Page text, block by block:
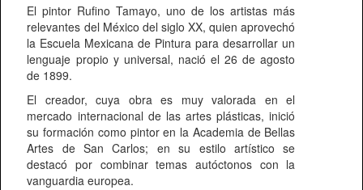
El pintor Rufino Tamayo, uno de los artistas más
relevantes del México del siglo XX, quien aprovechó
la Escuela Mexicana de Pintura para desarrollar un
lenguaje propio y universal, nació el 26 de agosto
de 1899.
El creador, cuya obra es muy valorada en el
mercado internacional de las artes plásticas, inició
su formación como pintor en la Academia de Bellas
Artes de San Carlos; en su estilo artístico se
destacó por combinar temas autóctonos con la
vanguardia europea.